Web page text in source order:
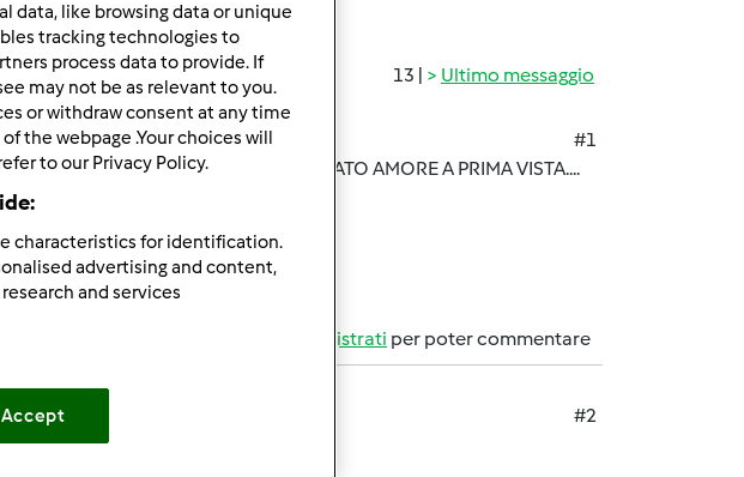
13 | Ultimo messaggio
#1
MA CON QUESTO GIOIELLINO E' STATO AMORE A PRIMA VISTA....
registrati per poter commentare
#2
bravissima.
data, like browsing data or unique
tracking technologies to
process data to provide. If
may not be as relevant to you.
or withdraw consent at any time
the webpage .Your choices will
to our Privacy Policy.
characteristics for identification.
advertising and content,
and services